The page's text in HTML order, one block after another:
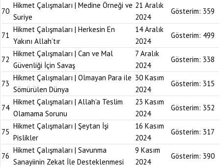
70
Hikmet Çalışmaları | Medine Örneği ve
Suriye
21 Aralık
2024
Gösterim: 359
71
Hikmet Çalışmaları | Herkesin En
Yakını Allah’tır
14 Aralık
2024
Gösterim: 499
72
Hikmet Çalışmaları | Can ve Mal
Güvenliği İçin Savaş
7 Aralık
2024
Gösterim: 338
73
Hikmet Çalışmaları | Olmayan Para ile
Sömürülen Dünya
30 Kasım
2024
Gösterim: 315
74
Hikmet Çalışmaları | Allah’a Teslim
Olamama Sorunu
23 Kasım
2024
Gösterim: 352
75
Hikmet Çalışmaları | Şeytan İşi
Pislikler
16 Kasım
2024
Gösterim: 317
76
Hikmet Çalışmaları | Savunma
Sanayiinin Zekat İle Desteklenmesi
9 Kasım
2024
Gösterim: 390